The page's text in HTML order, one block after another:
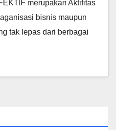
merupakan Aktifitas
bisnis maupun
tak lepas dari berbagai